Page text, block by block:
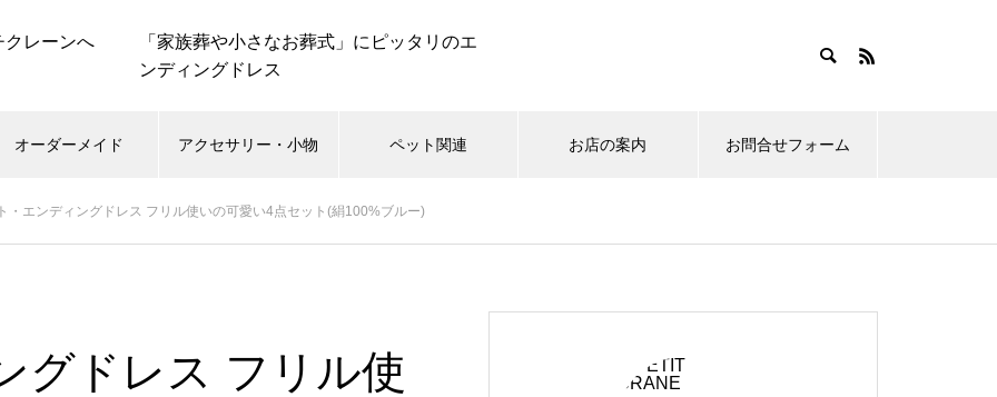
「家族葬や小さなお葬式」にピッタリのエ
ンディングドレス
オーダーメイド アクセサリー・小物 ペット関連 お店の案内 お問合せフォーム
・エンディングドレス フリル使いの可愛い4点セット(絹100%ブルー)
グドレス フリル使